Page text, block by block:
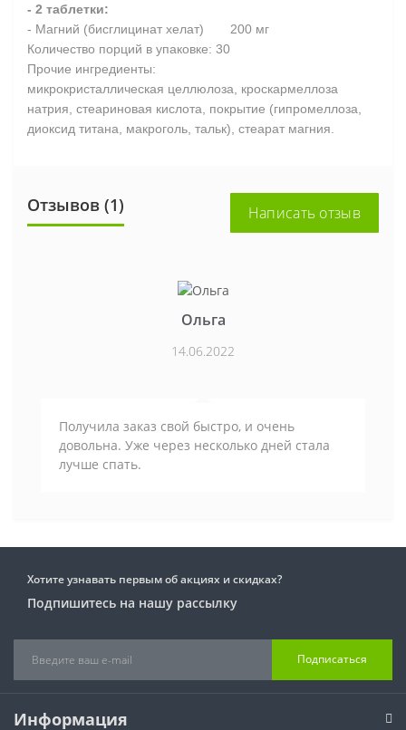
- 2 таблетки:
- Магний (бисглицинат хелат)
200 мг
Количество порций в упаковке: 30
Прочие ингредиенты:
микрокристаллическая целлюлоза, кроскармеллоза
натрия, стеариновая кислота, покрытие (гипромеллоза,
диоксид титана, макроголь, тальк), стеарат магния.
Отзывов (1) Написать отзыв
Ольга
14.06.2022
Получила заказ свой быстро, и очень
довольна. Уже через несколько дней стала
лучше спать.
Хотите узнавать первым об акциях и скидках?
Подпишитесь на нашу рассылку
Подписаться
Информация